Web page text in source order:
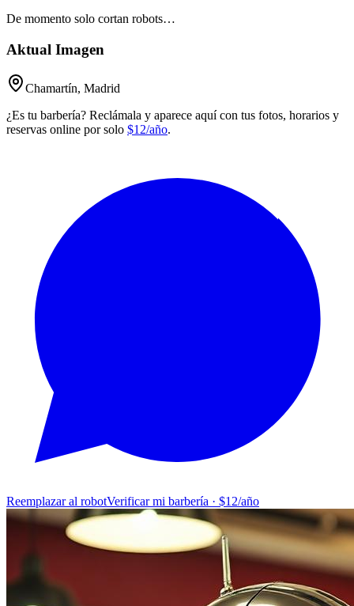
De momento solo cortan robots…
Aktual Imagen
Chamartín, Madrid
¿Es tu barbería? Reclámala y aparece aquí con tus fotos, horarios y
reservas online por solo $12/año.
Reemplazar al robotVerificar mi barbería · $12/año